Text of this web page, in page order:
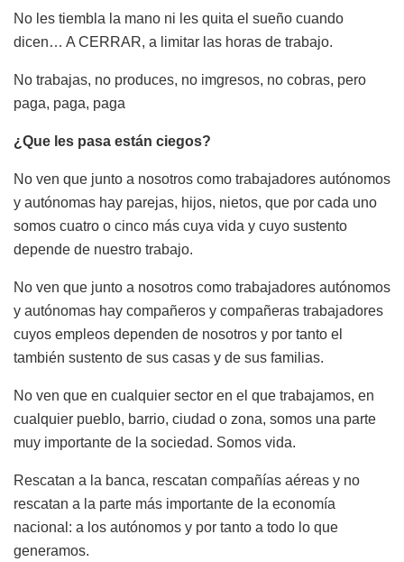
No les tiembla la mano ni les quita el sueño cuando
dicen… A CERRAR, a limitar las horas de trabajo.
No trabajas, no produces, no imgresos, no cobras, pero
paga, paga, paga
¿Que les pasa están ciegos?
No ven que junto a nosotros como trabajadores autónomos
y autónomas hay parejas, hijos, nietos, que por cada uno
somos cuatro o cinco más cuya vida y cuyo sustento
depende de nuestro trabajo.
No ven que junto a nosotros como trabajadores autónomos
y autónomas hay compañeros y compañeras trabajadores
cuyos empleos dependen de nosotros y por tanto el
también sustento de sus casas y de sus familias.
No ven que en cualquier sector en el que trabajamos, en
cualquier pueblo, barrio, ciudad o zona, somos una parte
muy importante de la sociedad. Somos vida.
Rescatan a la banca, rescatan compañías aéreas y no
rescatan a la parte más importante de la economía
nacional: a los autónomos y por tanto a todo lo que
generamos.